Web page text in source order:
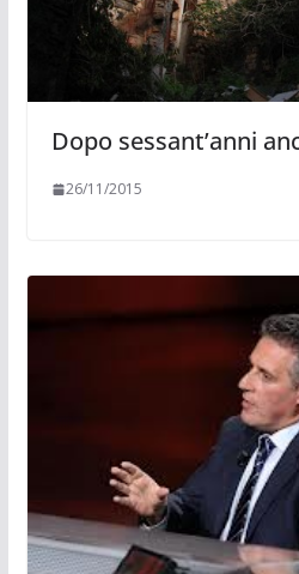
Dopo sessant’anni
26/11/2015